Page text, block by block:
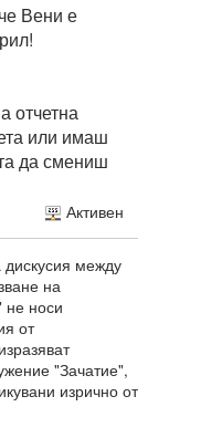
Вени е
отчетна
или имаш
да смениш
Активен
между
на
не носи
от
"Зачатие",
изрично от